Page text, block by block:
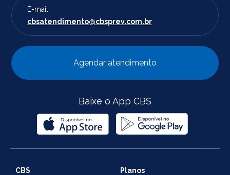
E-mail
cbsatendimento@cbsprev.com.br
Agendar atendimento
Baixe o App CBS
CBS Planos